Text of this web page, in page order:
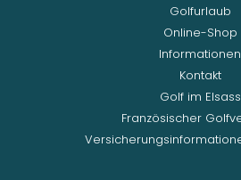
Golfurlaub
Online-Shop
Informationen
Kontakt
Golf im Elsass
Französischer